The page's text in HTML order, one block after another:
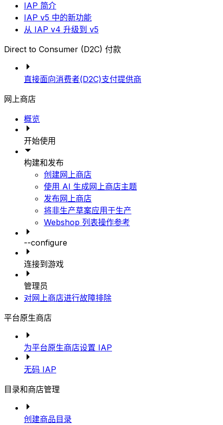
IAP 简介
IAP v5 中的新功能
从 IAP v4 升级到 v5
Direct to Consumer (D2C) 付款
直接面向消费者(D2C)支付提供商
网上商店
概览
开始使用
构建和发布
创建网上商店
使用 AI 生成网上商店主题
发布网上商店
将非生产草案应用于生产
Webshop 列表操作参考
--configure
连接到游戏
管理员
对网上商店进行故障排除
平台原生商店
为平台原生商店设置 IAP
无码 IAP
目录和商店管理
创建商品目录